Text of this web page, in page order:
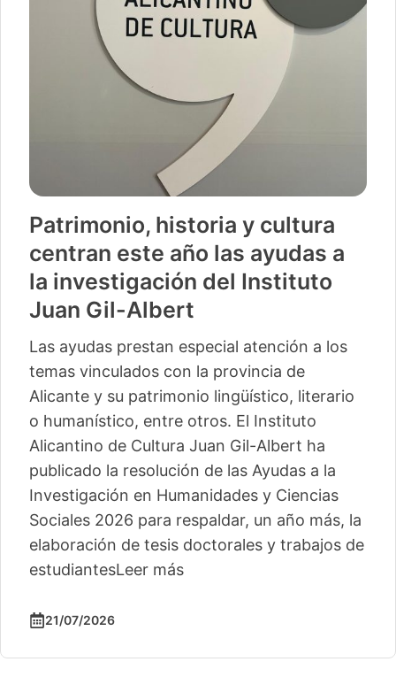
Patrimonio, historia y cultura
centran este año las ayudas a
la investigación del Instituto
Juan Gil-Albert
Las ayudas prestan especial atención a los
temas vinculados con la provincia de
Alicante y su patrimonio lingüístico, literario
o humanístico, entre otros. El Instituto
Alicantino de Cultura Juan Gil-Albert ha
publicado la resolución de las Ayudas a la
Investigación en Humanidades y Ciencias
Sociales 2026 para respaldar, un año más, la
elaboración de tesis doctorales y trabajos de
estudiantesLeer más
21/07/2026